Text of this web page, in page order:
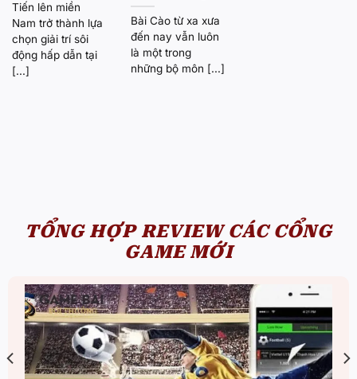
Tiến lên miền
Nam trở thành lựa
chọn giải trí sôi
động hấp dẫn tại
[...]
Bài Cào từ xa xưa
đến nay vẫn luôn
là một trong
những bộ môn [...]
TỔNG HỢP REVIEW CÁC CỔNG
GAME MỚI